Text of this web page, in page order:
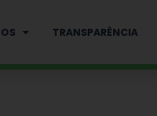
TRANSPARÊNCIA